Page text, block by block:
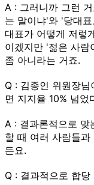
A : 그러니까 그런
는 말이냐'와 '당대
대표가 어떻게 저렇
이겠지만 '젊은 사람
좀 아니라는 거죠.
Q : 김종인 위원장
면 지지율 10% 넘었
A : 결과론적으로 맞
할 때 여러 사람들
든요.
Q : 결과적으로 합당